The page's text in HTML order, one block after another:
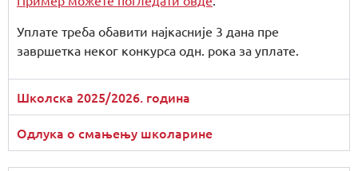
Уплате треба обавити најкасније 3 дана пре
завршетка неког конкурса одн. рока за уплате.
Школска 2025/2026. година
Одлука о смањењу школарине